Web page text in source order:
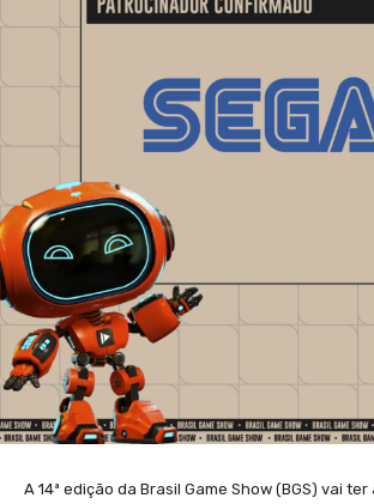
A 14ª edição da Brasil Game Show (BGS) vai